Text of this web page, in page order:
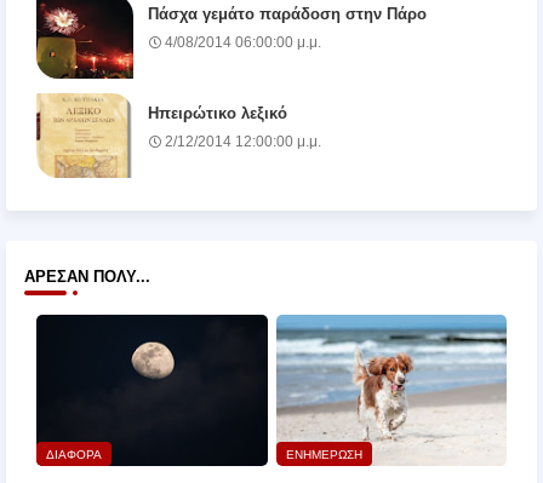
Πάσχα γεμάτο παράδοση στην Πάρο
4/08/2014 06:00:00 μ.μ.
Ηπειρώτικο λεξικό
2/12/2014 12:00:00 μ.μ.
ΆΡΕΣΑΝ ΠΟΛΎ...
ΔΙΑΦΟΡΑ ΕΝΗΜΕΡΩΣΗ